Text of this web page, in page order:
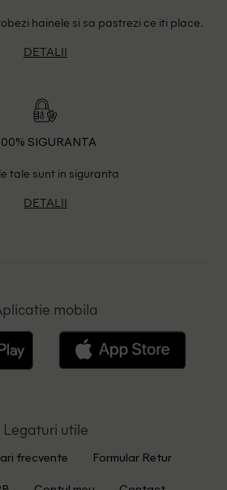
hainele si sa pastrezi ce iti place.
DETALII
SIGURANTA
tale sunt in siguranta
DETALII
mobila
Legaturi utile
frecvente Formular Retur